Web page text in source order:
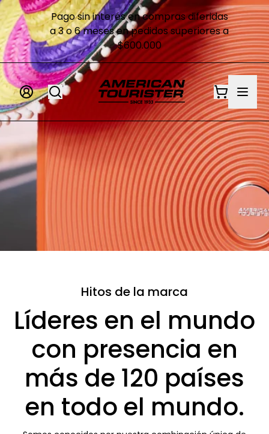
Pago sin interés en compras diferidas
a 3 o 6 meses en pedidos superiores a
$600.000
Hitos de la marca
Líderes en el mundo
con presencia en
más de 120 países
en todo el mundo.